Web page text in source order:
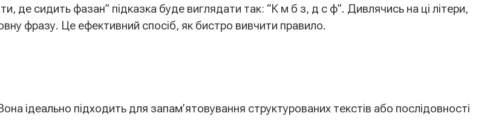
де сидить фазан” підказка буде виглядати так: “К м б з, д с ф”. Дивлячись на ці літери,
фразу. Це ефективний спосіб, як бистро вивчити правило.
ідеально підходить для запам’ятовування структурованих текстів або послідовності